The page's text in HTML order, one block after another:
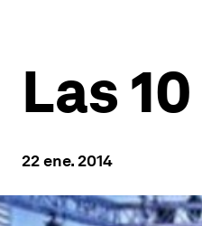
Las
22 ene. 2014